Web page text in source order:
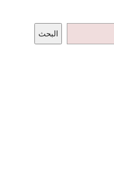
البحث